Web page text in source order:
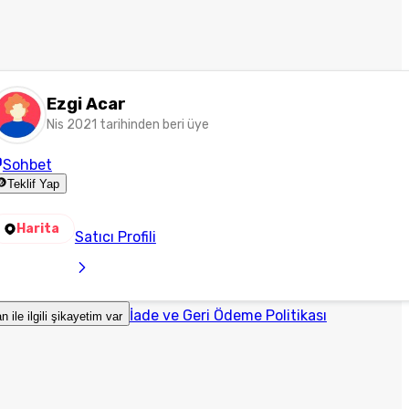
Ezgi Acar
Nis 2021 tarihinden beri üye
Sohbet
Teklif Yap
Harita Satıcı Profili
ile ilgili şikayetim var İade ve Geri Ödeme Politikası